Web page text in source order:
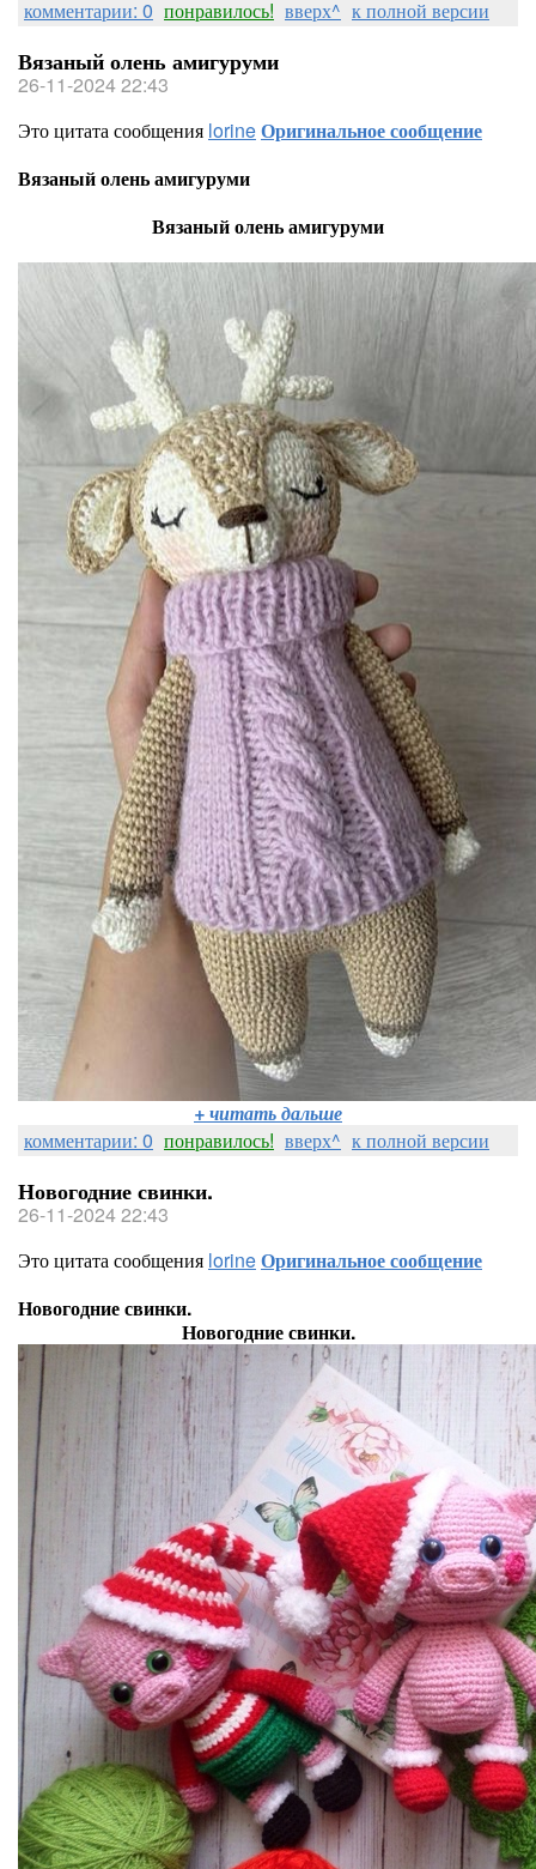
комментарии: 0 понравилось! вверх^ к полной версии
Вязаный олень амигуруми
26-11-2024 22:43
Это цитата сообщения lorineОригинальное сообщение
Вязаный олень амигуруми
Вязаный олень амигуруми
+ читать дальше
комментарии: 0 понравилось! вверх^ к полной версии
Новогодние свинки.
26-11-2024 22:43
Это цитата сообщения lorineОригинальное сообщение
Новогодние свинки.
Новогодние свинки.